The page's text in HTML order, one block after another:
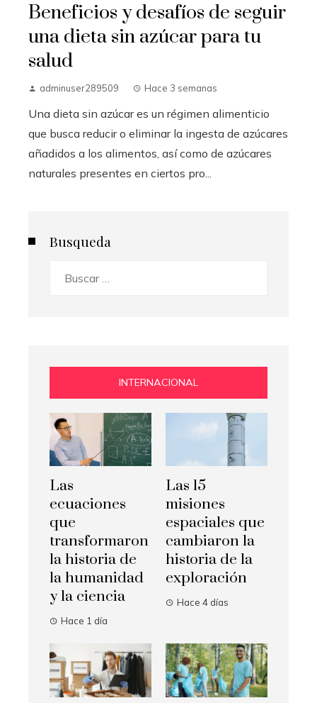
Beneficios y desafíos de seguir
una dieta sin azúcar para tu
salud
adminuser289509 Hace 3 semanas
Una dieta sin azúcar es un régimen alimenticio
que busca reducir o eliminar la ingesta de azúcares
añadidos a los alimentos, así como de azúcares
naturales presentes en ciertos pro...
Busqueda
INTERNACIONAL
Las
ecuaciones
que
transformaron
la historia de
la humanidad
y la ciencia
Hace 1 día
Las 15
misiones
espaciales que
cambiaron la
historia de la
exploración
Hace 4 días